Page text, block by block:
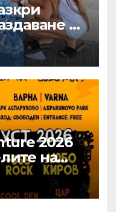
на
2026
на
в